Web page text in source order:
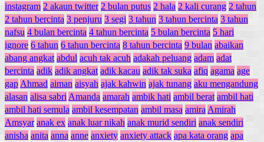
instagram 2 akaun twitter 2 bulan putus 2 hala 2 kali curang 2 tahun
2 tahun bercinta 3 penjuru 3 segi 3 tahun 3 tahun bercinta 3 tahun
nafsu 4 bulan bercinta 4 tahun bercinta 5 bulan bercinta 5 hari
ignore 6 tahun 6 tahun bercinta 8 tahun bercinta 9 bulan abaikan
abang angkat abdul acuh tak acuh adakah peluang adam adat
bercinta adik adik angkat adik kacau adik tak suka afiq agama age
gap Ahmad aiman aisyah ajak kahwin ajak tunang aku mengandung
alasan alisa sabri Amanda amarah ambik hati ambil berat ambil hati
ambil hati semula ambil kesempatan ambil masa amira Amirah
Amsyar anak ex anak luar nikah anak murid sendiri anak sendiri
anisha anita anna anne anxiety anxiety attack apa kata orang apa